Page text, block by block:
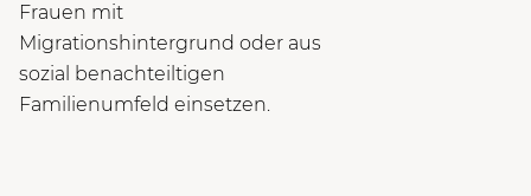
Frauen mit
Migrationshintergrund oder aus
sozial benachteiltigen
Familienumfeld einsetzen.